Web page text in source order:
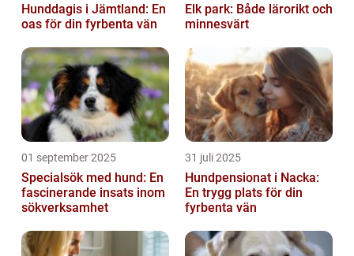
Hunddagis i Jämtland: En
oas för din fyrbenta vän
Elk park: Både lärorikt och
minnesvärt
01 september 2025
Specialsök med hund: En
fascinerande insats inom
sökverksamhet
31 juli 2025
Hundpensionat i Nacka:
En trygg plats för din
fyrbenta vän